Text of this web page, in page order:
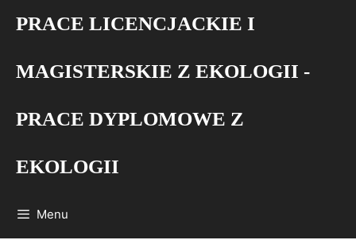
PRACE LICENCJACKIE I
MAGISTERSKIE Z EKOLOGII -
PRACE DYPLOMOWE Z
EKOLOGII
Menu